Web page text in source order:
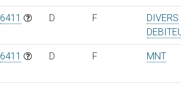
6411 D F
DIVERS
6411 D F MNT